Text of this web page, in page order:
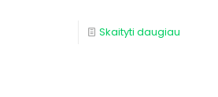
Skaityti daugiau